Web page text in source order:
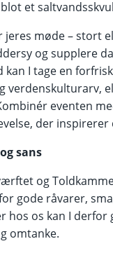
et
jeres møde – stort
og supplere
kan I tage en
verdenskulturarv,
eventen
der inspirerer
sans
og
gode råvarer,
hos os kan I derfor
omtanke.